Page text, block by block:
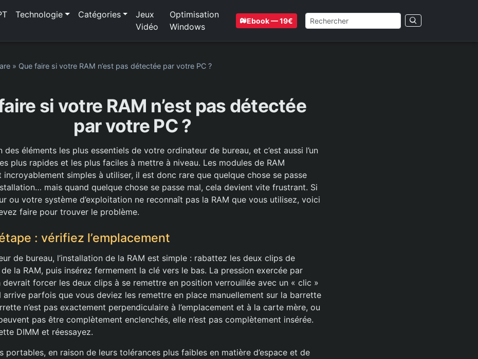
Technologie Catégories
Jeux
Vidéo
Optimisation
Windows
Ebook — 19€
» Que faire si votre RAM n’est pas détectée par votre PC ?
si votre RAM n’est pas détectée
par votre PC ?
des éléments les plus essentiels de votre ordinateur de bureau, et c’est aussi l’un
plus rapides et les plus faciles à mettre à niveau. Les modules de RAM
incroyablement simples à utiliser, il est donc rare que quelque chose se passe
mais quand quelque chose se passe mal, cela devient vite frustrant. Si
ou votre système d’exploitation ne reconnaît pas la RAM que vous utilisez, voici
faire pour trouver le problème.
: vérifiez l’emplacement
de bureau, l’installation de la RAM est simple : rabattez les deux clips de
de la RAM, puis insérez fermement la clé vers le bas. La pression exercée par
forcer les deux clips à se remettre en position verrouillée avec un « clic »
arrive parfois que vous deviez les remettre en place manuellement sur la barrette
n’est pas exactement perpendiculaire à l’emplacement et à la carte mère, ou
pas être complètement enclenchés, elle n’est pas complètement insérée.
DIMM et réessayez.
portables, en raison de leurs tolérances plus faibles en matière d’espace et de